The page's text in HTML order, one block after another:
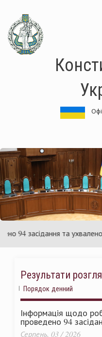
основного
матеріалу
засідання та ухвалено 85
Результати
Порядок денний
Інформація щодо
проведено 94
Серпень, 03 / 2026